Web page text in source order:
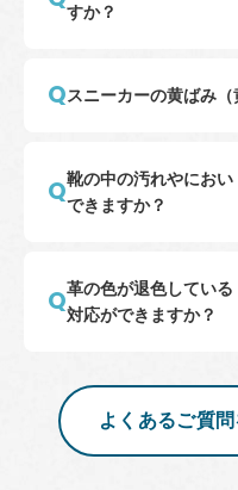
すか？
スニーカーの黄ばみ
靴の中の汚れやにお
できますか？
革の色が退色してい
対応ができますか？
よくあるご質